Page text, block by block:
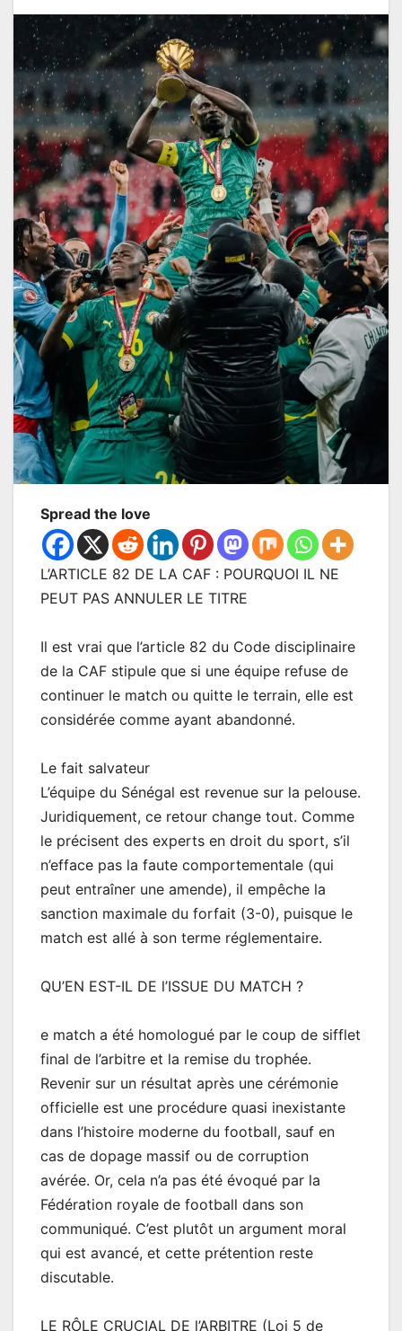
Spread the love
L’ARTICLE 82 DE LA CAF : POURQUOI IL NE
PEUT PAS ANNULER LE TITRE
Il est vrai que l’article 82 du Code disciplinaire
de la CAF stipule que si une équipe refuse de
continuer le match ou quitte le terrain, elle est
considérée comme ayant abandonné.
Le fait salvateur
L’équipe du Sénégal est revenue sur la pelouse.
Juridiquement, ce retour change tout. Comme
le précisent des experts en droit du sport, s’il
n’efface pas la faute comportementale (qui
peut entraîner une amende), il empêche la
sanction maximale du forfait (3-0), puisque le
match est allé à son terme réglementaire.
QU’EN EST-IL DE l’ISSUE DU MATCH ?
e match a été homologué par le coup de sifflet
final de l’arbitre et la remise du trophée.
Revenir sur un résultat après une cérémonie
officielle est une procédure quasi inexistante
dans l’histoire moderne du football, sauf en
cas de dopage massif ou de corruption
avérée. Or, cela n’a pas été évoqué par la
Fédération royale de football dans son
communiqué. C’est plutôt un argument moral
qui est avancé, et cette prétention reste
discutable.
LE RÔLE CRUCIAL DE l’ARBITRE (Loi 5 de